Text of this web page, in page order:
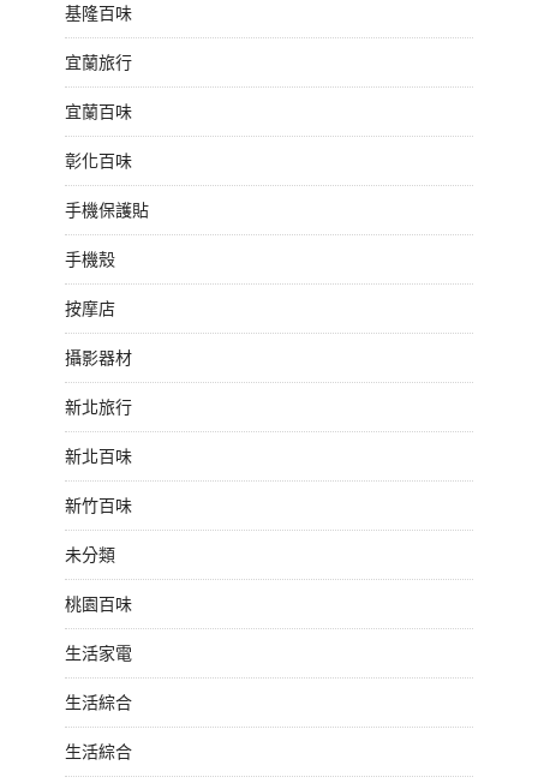
基隆百味
宜蘭旅行
宜蘭百味
彰化百味
手機保護貼
手機殼
按摩店
攝影器材
新北旅行
新北百味
新竹百味
未分類
桃園百味
生活家電
生活綜合
生活綜合